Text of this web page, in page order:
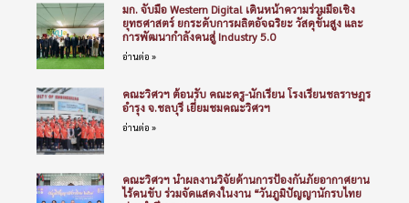
มก. จับมือ Western Digital เดินหน้าความร่วมมือเชิง
ยุทธศาสตร์ ยกระดับการผลิตอัจฉริยะ วัสดุขั้นสูง และ
การพัฒนากำลังคนสู่ Industry 5.0
อ่านต่อ »
คณะวิศวฯ ต้อนรับ คณะครู-นักเรียน โรงเรียนชลราษฎร
อำรุง จ.ชลบุรี เยี่ยมชมคณะวิศวฯ
อ่านต่อ »
คณะวิศวฯ นำผลงานวิจัยด้านการป้องกันภัยอากาศยาน
ไร้คนขับ ร่วมจัดแสดงในงาน “วันภูมิปัญญานักรบไทย